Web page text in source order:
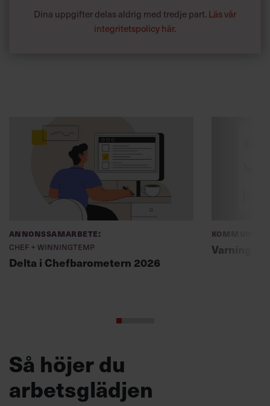
Dina uppgifter delas aldrig med tredje part. Läs vår
integritetspolicy här.
Annonssamarbete:
Chef + Winningtemp
Delta i Chefbarometern 2026
Varning
Så höjer du
arbetsglädjen